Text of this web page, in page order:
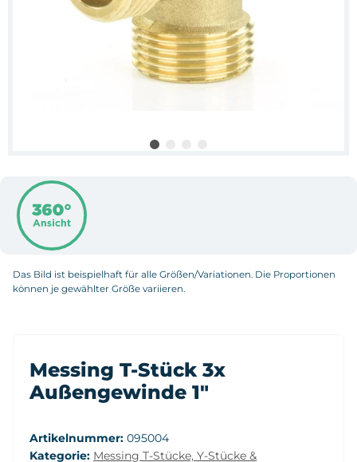
Das Bild ist beispielhaft für alle Größen/Variationen. Die Proportionen
können je gewählter Größe variieren.
Messing T-Stück 3x
Außengewinde 1"
Artikelnummer: 095004
Kategorie: Messing T-Stücke, Y-Stücke &